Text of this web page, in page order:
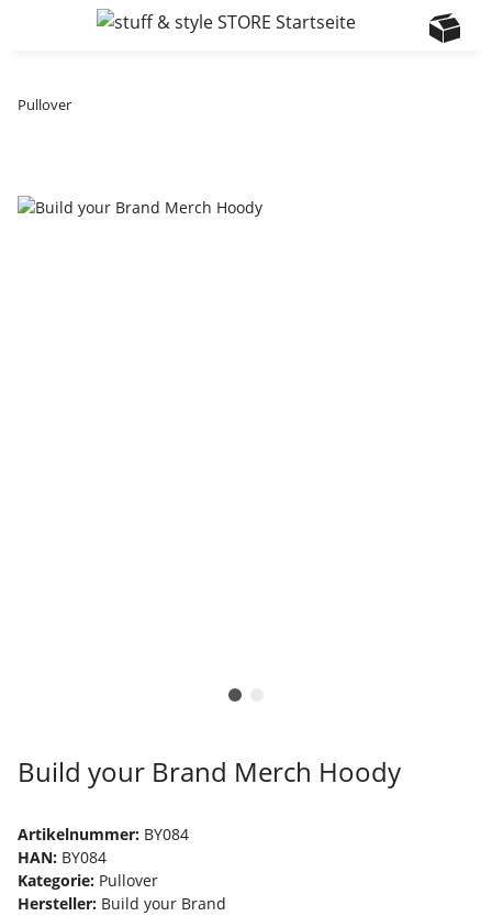
Pullover
Build your Brand Merch Hoody
Artikelnummer: BY084
HAN: BY084
Kategorie: Pullover
Hersteller: Build your Brand